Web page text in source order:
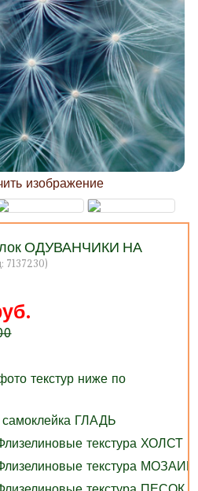
изображение
ОДУВАНЧИКИ НА
7137230)
текстур ниже по
ГЛАДЬ
текстура ХОЛСТ
текстура